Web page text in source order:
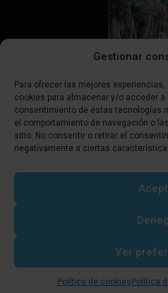
Gestionar
Para ofrecer las mejores
cookies para almacenar y/o acceder a
consentimiento de estas tecnologías
el comportamiento de navegación o
sitio. No consentir o retirar el
negativamente a ciertas
Ver
Política de cookies Política
Discover Castellón